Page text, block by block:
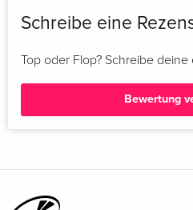
Schreibe eine
Top oder Flop? Schreibe
Bewertung